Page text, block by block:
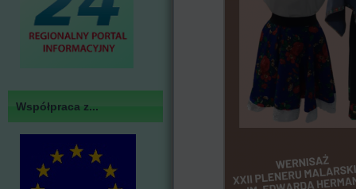
Współpraca z...